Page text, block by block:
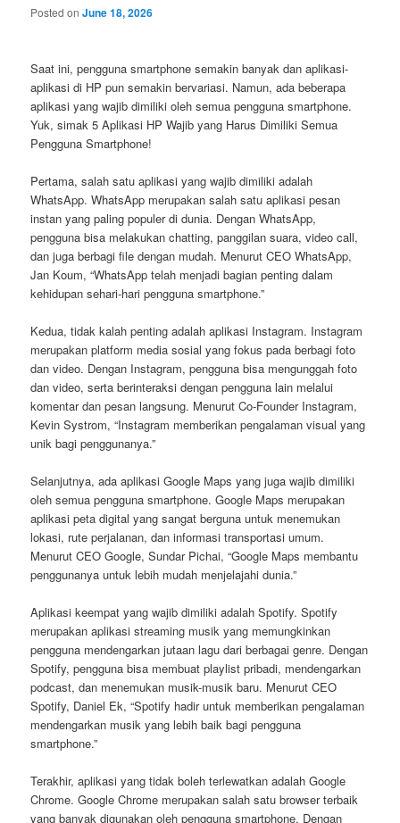
Posted onJune 18, 2026
Saat ini, pengguna smartphone semakin banyak dan aplikasi-
aplikasi di HP pun semakin bervariasi. Namun, ada beberapa
aplikasi yang wajib dimiliki oleh semua pengguna smartphone.
Yuk, simak 5 Aplikasi HP Wajib yang Harus Dimiliki Semua
Pengguna Smartphone!
Pertama, salah satu aplikasi yang wajib dimiliki adalah
WhatsApp. WhatsApp merupakan salah satu aplikasi pesan
instan yang paling populer di dunia. Dengan WhatsApp,
pengguna bisa melakukan chatting, panggilan suara, video call,
dan juga berbagi file dengan mudah. Menurut CEO WhatsApp,
Jan Koum, “WhatsApp telah menjadi bagian penting dalam
kehidupan sehari-hari pengguna smartphone.”
Kedua, tidak kalah penting adalah aplikasi Instagram. Instagram
merupakan platform media sosial yang fokus pada berbagi foto
dan video. Dengan Instagram, pengguna bisa mengunggah foto
dan video, serta berinteraksi dengan pengguna lain melalui
komentar dan pesan langsung. Menurut Co-Founder Instagram,
Kevin Systrom, “Instagram memberikan pengalaman visual yang
unik bagi penggunanya.”
Selanjutnya, ada aplikasi Google Maps yang juga wajib dimiliki
oleh semua pengguna smartphone. Google Maps merupakan
aplikasi peta digital yang sangat berguna untuk menemukan
lokasi, rute perjalanan, dan informasi transportasi umum.
Menurut CEO Google, Sundar Pichai, “Google Maps membantu
penggunanya untuk lebih mudah menjelajahi dunia.”
Aplikasi keempat yang wajib dimiliki adalah Spotify. Spotify
merupakan aplikasi streaming musik yang memungkinkan
pengguna mendengarkan jutaan lagu dari berbagai genre. Dengan
Spotify, pengguna bisa membuat playlist pribadi, mendengarkan
podcast, dan menemukan musik-musik baru. Menurut CEO
Spotify, Daniel Ek, “Spotify hadir untuk memberikan pengalaman
mendengarkan musik yang lebih baik bagi pengguna
smartphone.”
Terakhir, aplikasi yang tidak boleh terlewatkan adalah Google
Chrome. Google Chrome merupakan salah satu browser terbaik
yang banyak digunakan oleh pengguna smartphone. Dengan